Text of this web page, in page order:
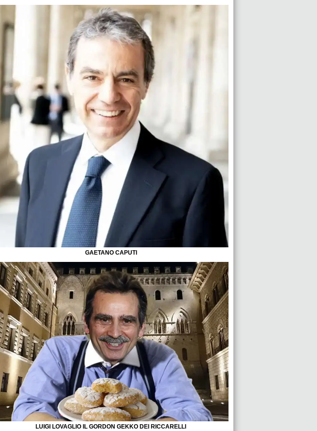
GAETANO CAPUTI
LUIGI LOVAGLIO IL GORDON GEKKO DEI RICCARELLI